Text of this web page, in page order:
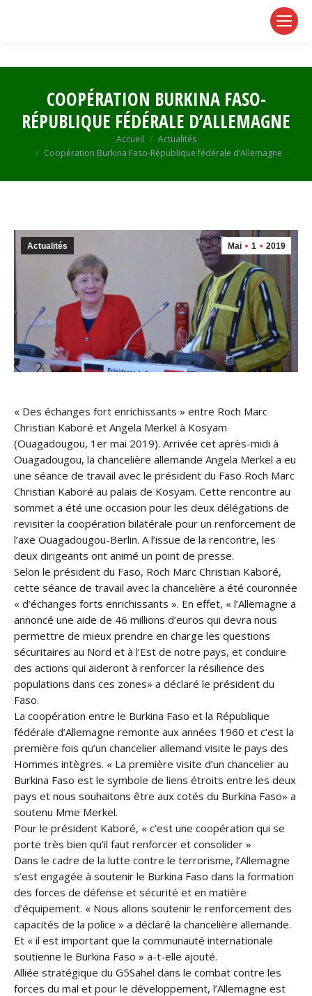
COOPÉRATION BURKINA FASO-
RÉPUBLIQUE FÉDÉRALE D’ALLEMAGNE
Accueil
Actualités
Coopération Burkina Faso-République fédérale d’Allemagne
Mai 1 2019
Actualités
« Des échanges fort enrichissants » entre Roch Marc
Christian Kaboré et Angela Merkel à Kosyam
(Ouagadougou, 1er mai 2019). Arrivée cet après-midi à
Ouagadougou, la chancelière allemande Angela Merkel a eu
une séance de travail avec le président du Faso Roch Marc
Christian Kaboré au palais de Kosyam. Cette rencontre au
sommet a été une occasion pour les deux délégations de
revisiter la coopération bilatérale pour un renforcement de
l’axe Ouagadougou-Berlin. A l’issue de la rencontre, les
deux dirigeants ont animé un point de presse.
Selon le président du Faso, Roch Marc Christian Kaboré,
cette séance de travail avec la chancelière a été couronnée
« d’échanges forts enrichissants ». En effet, « l’Allemagne a
annoncé une aide de 46 millions d’euros qui devra nous
permettre de mieux prendre en charge les questions
sécuritaires au Nord et à l’Est de notre pays, et conduire
des actions qui aideront à renforcer la résilience des
populations dans ces zones» a déclaré le président du
Faso.
La coopération entre le Burkina Faso et la République
fédérale d’Allemagne remonte aux années 1960 et c’est la
première fois qu’un chancelier allemand visite le pays des
Hommes intègres. « La première visite d’un chancelier au
Burkina Faso est le symbole de liens étroits entre les deux
pays et nous souhaitons être aux cotés du Burkina Faso» a
soutenu Mme Merkel.
Pour le président Kaboré, « c’est une coopération qui se
porte très bien qu’il faut renforcer et consolider »
Dans le cadre de la lutte contre le terrorisme, l’Allemagne
s’est engagée à soutenir le Burkina Faso dans la formation
des forces de défense et sécurité et en matière
d’équipement. « Nous allons soutenir le renforcement des
capacités de la police » a déclaré la chancelière allemande.
Et « il est important que la communauté internationale
soutienne le Burkina Faso » a-t-elle ajouté.
Alliée stratégique du G5Sahel dans le combat contre les
forces du mal et pour le développement, l’Allemagne est